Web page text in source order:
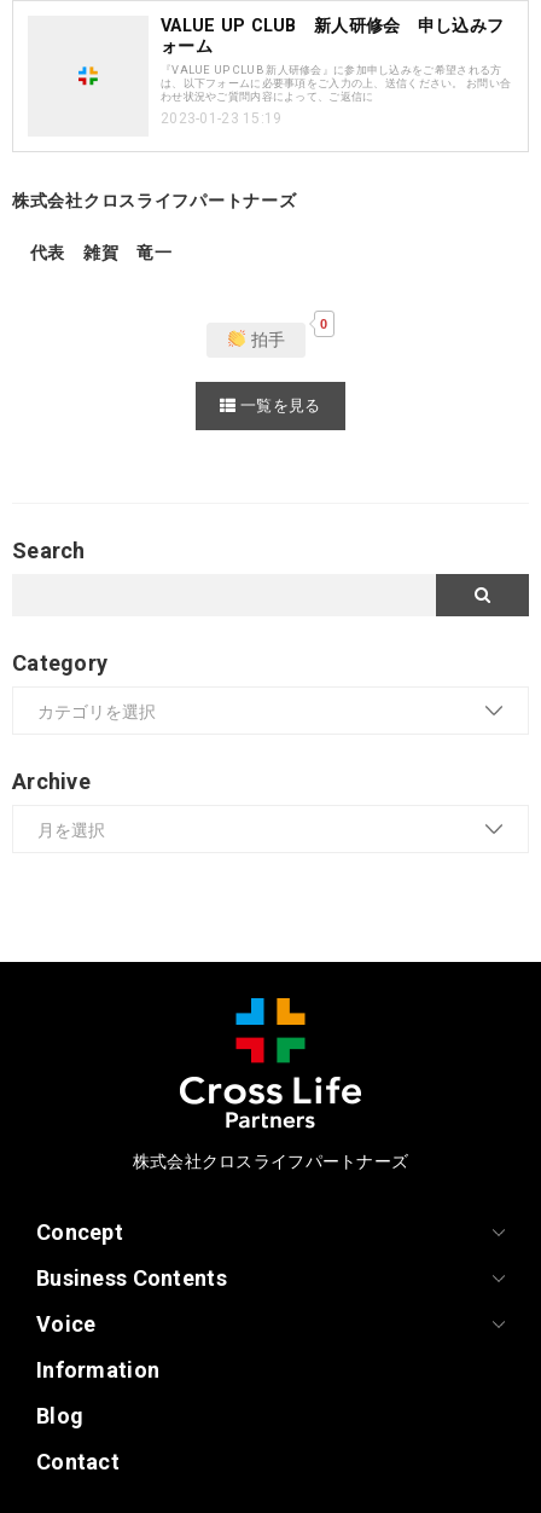
VALUE UP CLUB 新人研修会 申し込みフ
ォーム
『VALUE UP CLUB 新人研修会』に参加申し込みをご希望される方
は、以下フォームに必要事項をご入力の上、送信ください。 お問い合
わせ状況やご質問内容によって、ご返信に
2023-01-23 15:19
株式会社クロスライフパートナーズ
代表 雑賀 竜一
拍手
0
一覧を見る
Search
Category
Archive
株式会社クロスライフパートナーズ
Concept
Business Contents
Voice
Information
Blog
Contact